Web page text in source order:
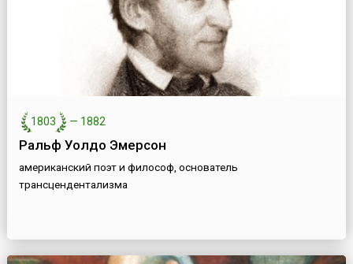
1803 — 1882
Ральф Уолдо Эмерсон
американский поэт и философ, основатель
трансцендентализма